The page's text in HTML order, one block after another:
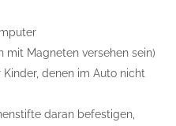
mit Magneten versehen sein)
denen im Auto nicht
daran befestigen,